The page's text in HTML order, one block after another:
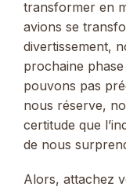
transformer en
avions se
divertissement,
prochaine phase
pouvons pas
nous réserve,
certitude que
de nous
Alors, attachez